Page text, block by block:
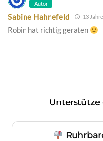
Autor
Sabine Hahnefeld 13
Robin hat richtig geraten
Unterstütze